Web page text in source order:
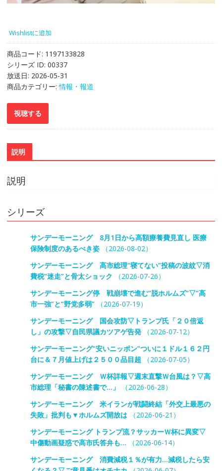
Wishlistに追加
商品コード: 1197133828
シリーズ ID: 00337
放送日: 2026-05-31
商品カテゴリー:情報・報道
説明
説明
シリーズ
サンデーモーニング 8月1日から高額療養費見直し 医療
保険制度のあるべき姿（2026-08-02）
サンデーモーニング 高市総理“寝てない”投稿の波紋▽消
費税“迷走”と骨太ショック
（2026-07-26）
サンデーモーニング停 戦崩壊で進む“脱ホルムズ”▽“高
市一強”と“野党多弱”（2026-07-19）
サンデーモーニング 国会攻防▽トランプ氏「２０倍返
し」の攻撃▽自民県議カツアゲ告発（2026-07-12）
サンデーモーニング“安いニッポン”ついに１ドル１６２円
台に＆７月値上げは２５００品目超 （2026-07-05）
サンデーモーニング Ｗ杯詳報▽週末直撃Ｗ台風は？▽高
市総理「秘書の陳述書で…」
（2026-06-28）
サンデーモーニング 米イランが戦闘終結「外交上最悪の
失敗」批判も▼ホルムズ開放は（2026-06-21）
サンデーモーニング トランプ流？サッカーＷ杯に異変▽
中傷動画疑惑で高市氏答弁も… （2026-06-14）
サンデーモーニング 消費減税１％が有力…減税したら安